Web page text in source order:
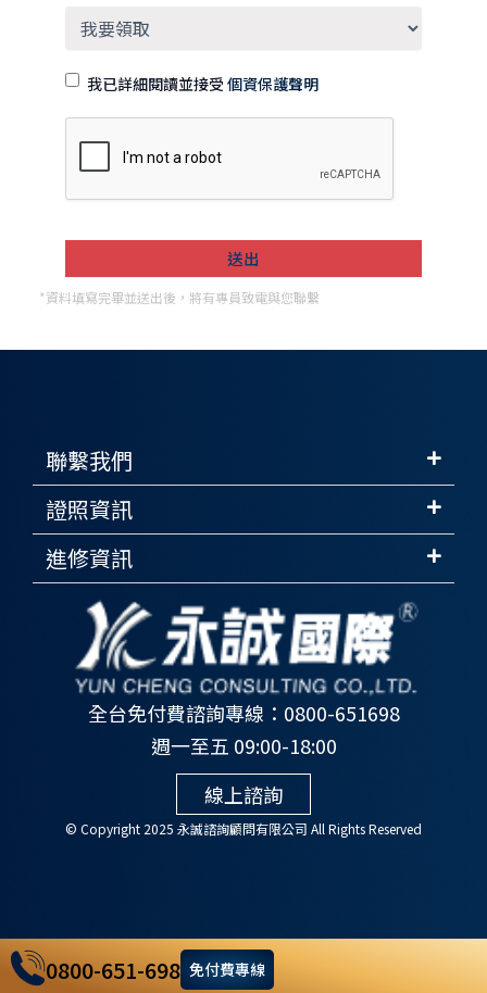
我已詳細閱讀並接受 個資保護聲明
*資料填寫完畢並送出後，將有專員致電與您聯繫
全台免付費諮詢專線：0800-651698
週一至五 09:00-18:00
線上諮詢
© Copyright 2025 永誠諮詢顧問有限公司 All Rights Reserved
聯繫我們
證照資訊
進修資訊
0800-651-698 免付費專線